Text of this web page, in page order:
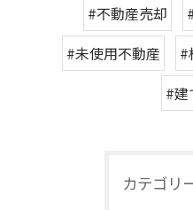
#不動産売却
#未使用不動産
#
#建
カテゴリ